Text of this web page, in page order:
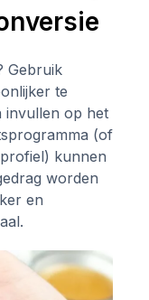
Gebruik
te
invullen op het
(of
kunnen
worden
en